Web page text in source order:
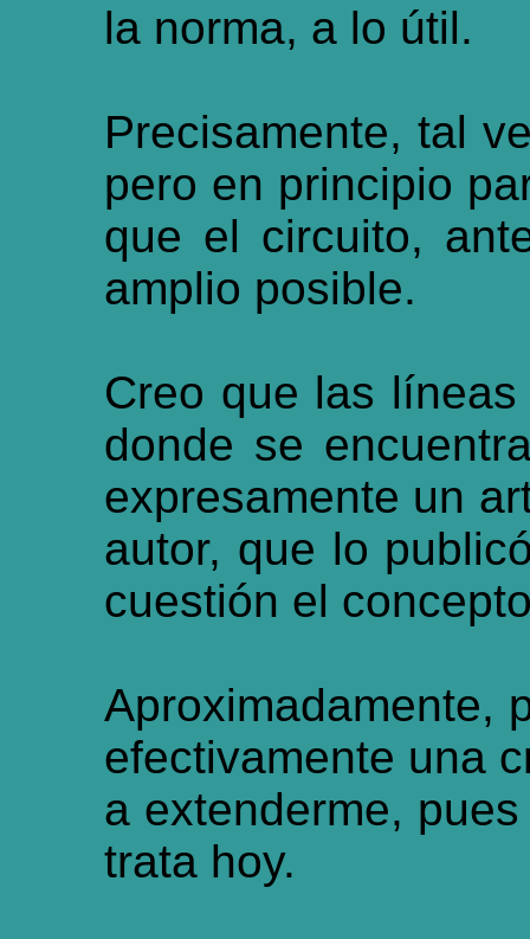
la norma, a lo útil.
Precisamente, tal
pero en principio
que el circuito,
amplio posible.
Creo que las
donde se
expresamente un
autor, que lo
cuestión el
Aproximadamente,
efectivamente una
a extenderme,
trata hoy.